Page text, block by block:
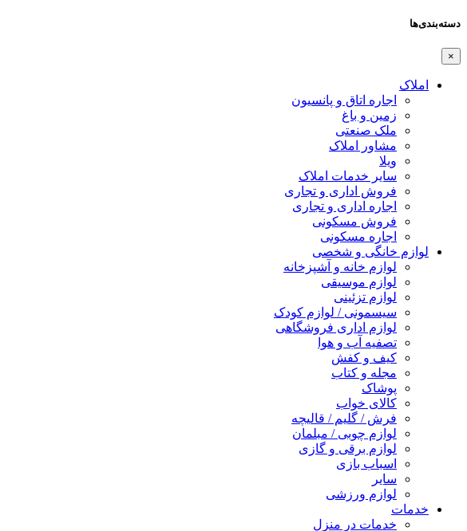
دسته‌بندی‌ها
×
املاک
اجاره اتاق و پانسیون
زمین و باغ
ملک صنعتی
مشاور املاک
ویلا
سایر خدمات املاک
فروش اداری و تجاری
اجاره اداری و تجاری
فروش مسکونی
اجاره مسکونی
لوازم خانگی و شخصی
لوازم خانه و آشپزخانه
لوازم موسیقی
لوازم تزئینی
سیسمونی / لوازم کودک
لوازم اداری فروشگاهی
تصفیه آب و هوا
کیف و کفش
مجله و کتاب
پوشاک
کالای خواب
فرش / گلیم / قالیچه
لوازم چوبی / مبلمان
لوازم برقی و گازی
اسباب بازی
سایر
لوازم ورزشی
خدمات
خدمات در منزل